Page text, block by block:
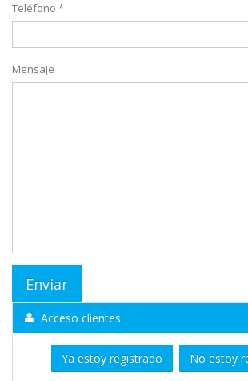
Teléfono *
Mensaje
Acceso clientes
Ya estoy registrado No estoy